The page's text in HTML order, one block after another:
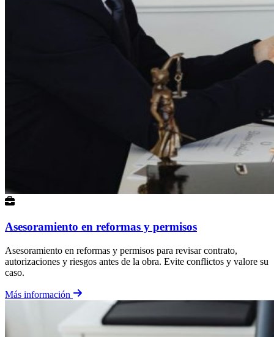
Asesoramiento en reformas y permisos
Asesoramiento en reformas y permisos para revisar contrato,
autorizaciones y riesgos antes de la obra. Evite conflictos y valore su
caso.
Más información